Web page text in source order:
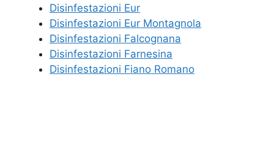
Disinfestazioni Eur
Disinfestazioni Eur Montagnola
Disinfestazioni Falcognana
Disinfestazioni Farnesina
Disinfestazioni Fiano Romano